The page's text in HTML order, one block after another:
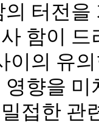
의 터전
함이
이의 유
향을
접한 관